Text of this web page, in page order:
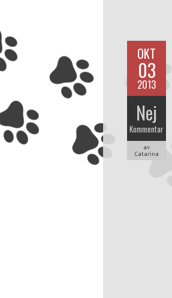
OKT
03
2013
Nej
Kommentar
av
Catarina